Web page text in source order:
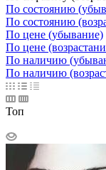
По состоянию
По состоянию
По цене (убывание)
По цене
По наличию
По наличию
Топ